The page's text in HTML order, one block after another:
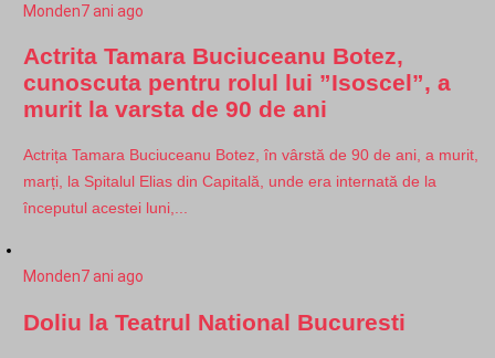
Monden7 ani ago
Actrita Tamara Buciuceanu Botez,
cunoscuta pentru rolul lui ”Isoscel”, a
murit la varsta de 90 de ani
Actrița Tamara Buciuceanu Botez, în vârstă de 90 de ani, a murit,
marți, la Spitalul Elias din Capitală, unde era internată de la
începutul acestei luni,...
Monden7 ani ago
Doliu la Teatrul National Bucuresti